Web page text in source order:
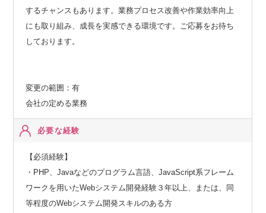
するチャンスもあります。業務プロセス改善や作業効率向上
にも取り組み、成長を実感できる環境です。ご応募をお待ち
しております。
変更の範囲：有
会社の定める業務
必要な経験
【必須経験】
・PHP、Javaなどのプログラム言語、JavaScript系フレーム
ワークを用いたWebシステム開発経験３年以上、または、同
等程度のWebシステム開発スキルのある方